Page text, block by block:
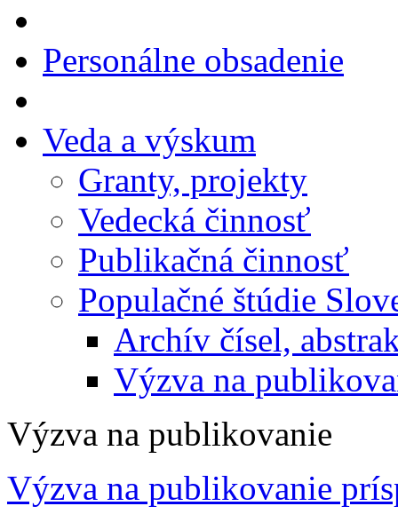
Personálne obsadenie
Veda a výskum
Granty, projekty
Vedecká činnosť
Publikačná činnosť
Populačné štúdie
Archív čísel,
Výzva na
Výzva na publikovanie
Výzva na publikovanie